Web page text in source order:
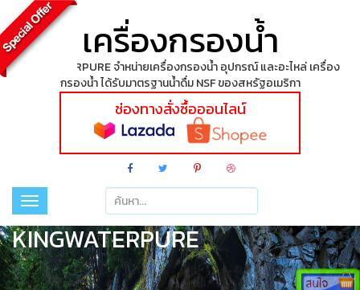
เครื่องกรองน้ำ
KINGWATERPURE จำหน่ายเครื่องกรองน้ำ อุปกรณ์ และอะไหล่ เครื่อง
กรองน้ำ ได้รับมาตรฐานน้ำดื่ม NSF ของสหรัฐอเมริกา
ช่องทางสั่งซื้อออนไลน์
Toggle
navigation
KINGWATERPURE